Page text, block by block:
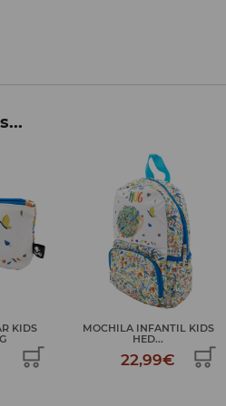
KIDS
MOCHILA INFANTIL KIDS
HED...
22,99€